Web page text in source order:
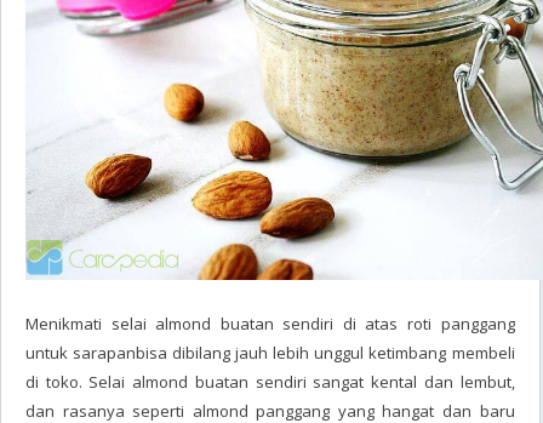
Menikmati selai almond buatan sendiri di atas roti panggang
untuk sarapanbisa dibilang jauh lebih unggul ketimbang membeli
di toko. Selai almond buatan sendiri sangat kental dan lembut,
dan rasanya seperti almond panggang yang hangat dan baru